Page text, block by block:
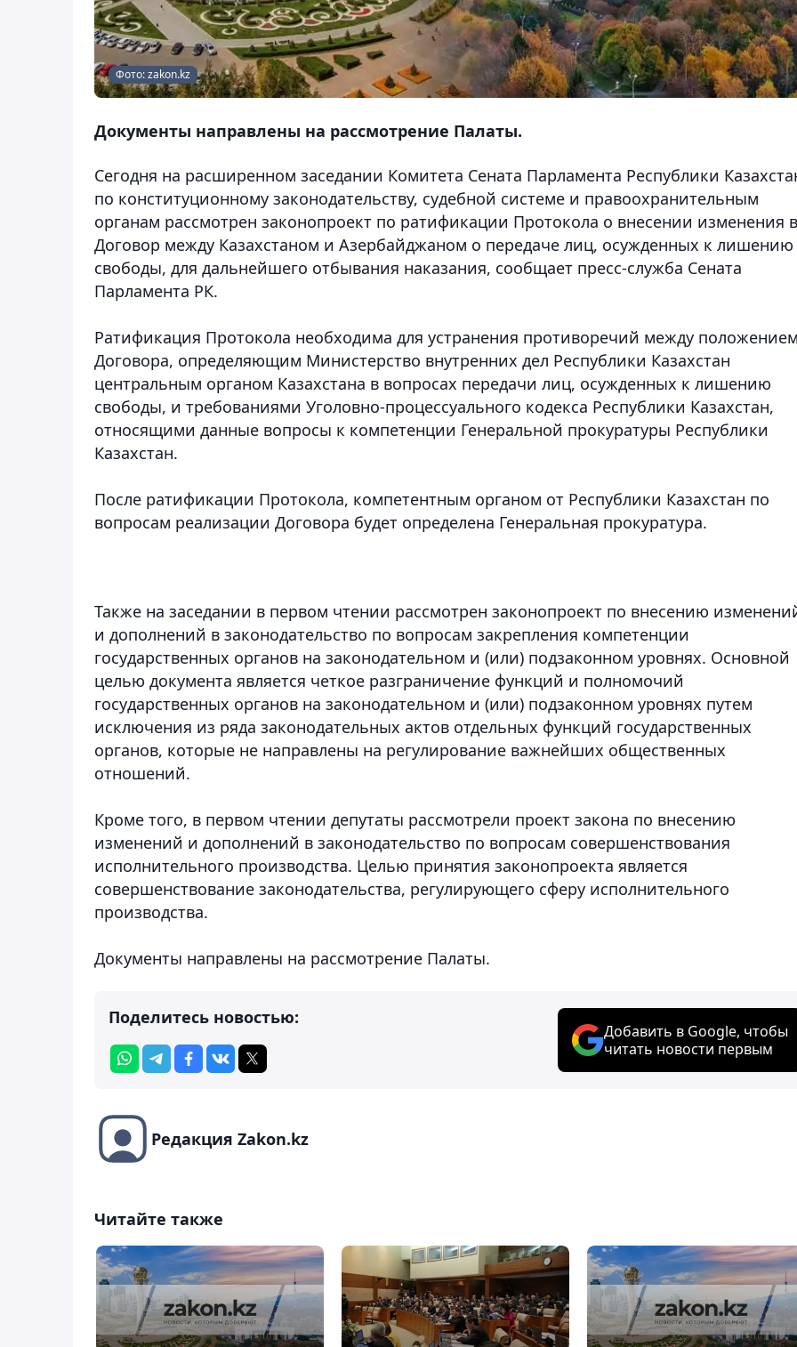
Фото: zakon.kz
Документы направлены на рассмотрение Палаты.
Сегодня на расширенном заседании Комитета Сената Парламента Республики
по конституционному законодательству, судебной системе и правоохранительным
органам рассмотрен законопроект по ратификации Протокола о внесении изменения в
Договор между Казахстаном и Азербайджаном о передаче лиц, осужденных к лишению
свободы, для дальнейшего отбывания наказания, сообщает пресс-служба Сената
Парламента РК.
Ратификация Протокола необходима для устранения противоречий между
Договора, определяющим Министерство внутренних дел Республики Казахстан
центральным органом Казахстана в вопросах передачи лиц, осужденных к лишению
свободы, и требованиями Уголовно-процессуального кодекса Республики Казахстан,
относящими данные вопросы к компетенции Генеральной прокуратуры Республики
Казахстан.
После ратификации Протокола, компетентным органом от Республики Казахстан по
вопросам реализации Договора будет определена Генеральная прокуратура.
Также на заседании в первом чтении рассмотрен законопроект по внесению
и дополнений в законодательство по вопросам закрепления компетенции
государственных органов на законодательном и (или) подзаконном уровнях. Основной
целью документа является четкое разграничение функций и полномочий
государственных органов на законодательном и (или) подзаконном уровнях путем
исключения из ряда законодательных актов отдельных функций государственных
органов, которые не направлены на регулирование важнейших общественных
отношений.
Кроме того, в первом чтении депутаты рассмотрели проект закона по внесению
изменений и дополнений в законодательство по вопросам совершенствования
исполнительного производства. Целью принятия законопроекта является
совершенствование законодательства, регулирующего сферу исполнительного
производства.
Документы направлены на рассмотрение Палаты.
Поделитесь новостью:
Добавить в Google, чтобы
читать новости первым
Редакция Zakon.kz
Читайте также